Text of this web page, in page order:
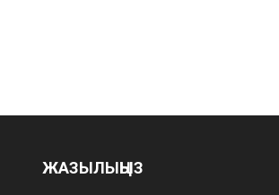
ЖАЗЫЛЫҢЫЗ